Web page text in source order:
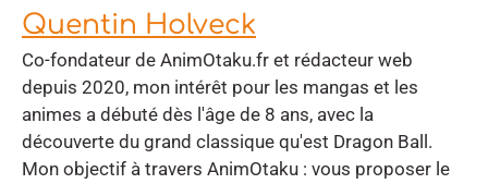
Quentin Holveck
Co-fondateur de AnimOtaku.fr et rédacteur web
depuis 2020, mon intérêt pour les mangas et les
animes a débuté dès l'âge de 8 ans, avec la
découverte du grand classique qu'est Dragon Ball.
Mon objectif à travers AnimOtaku : vous proposer le